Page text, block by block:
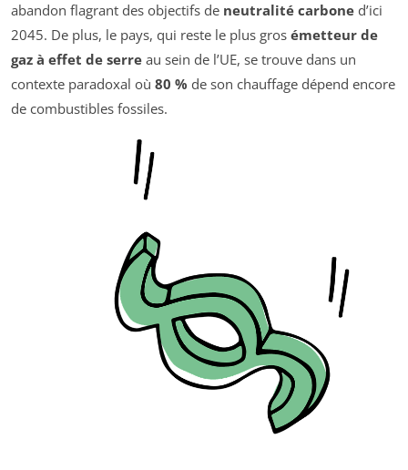
abandon flagrant des objectifs de neutralité carbone d’ici
2045. De plus, le pays, qui reste le plus gros émetteur de
gaz à effet de serre au sein de l’UE, se trouve dans un
contexte paradoxal où 80 % de son chauffage dépend encore
de combustibles fossiles.